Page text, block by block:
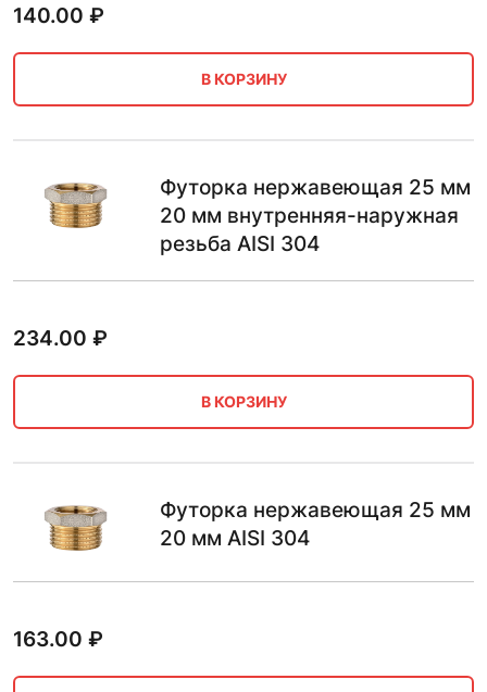
140.00 ₽
В КОРЗИНУ
Футорка нержавеющая 25 мм
20 мм внутренняя-наружная
резьба AISI 304
234.00 ₽
В КОРЗИНУ
Футорка нержавеющая 25 мм
20 мм AISI 304
163.00 ₽